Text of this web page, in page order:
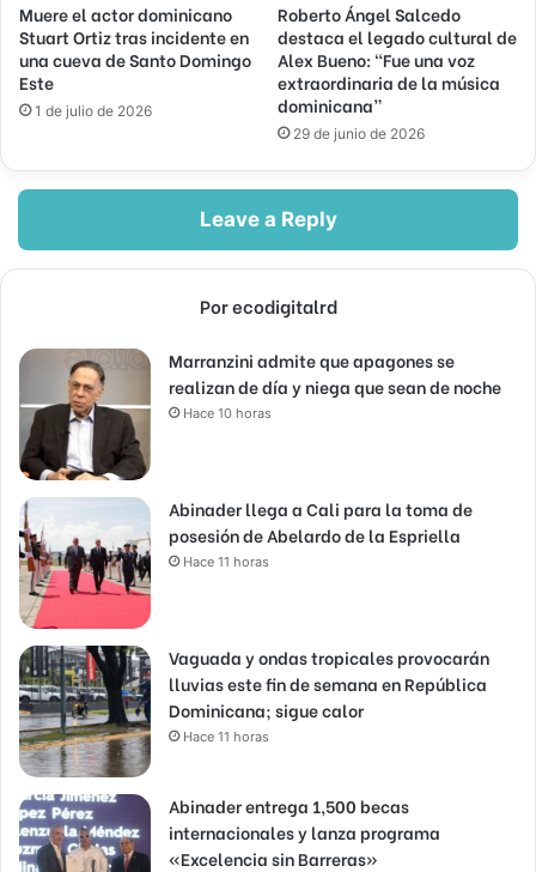
Muere el actor dominicano
Stuart Ortiz tras incidente en
una cueva de Santo Domingo
Este
1 de julio de 2026
Roberto Ángel Salcedo
destaca el legado cultural de
Alex Bueno: “Fue una voz
extraordinaria de la música
dominicana”
29 de junio de 2026
Leave a Reply
Por ecodigitalrd
Marranzini admite que apagones se
realizan de día y niega que sean de noche
Hace 10 horas
Abinader llega a Cali para la toma de
posesión de Abelardo de la Espriella
Hace 11 horas
Vaguada y ondas tropicales provocarán
lluvias este fin de semana en República
Dominicana; sigue calor
Hace 11 horas
Abinader entrega 1,500 becas
internacionales y lanza programa
«Excelencia sin Barreras»